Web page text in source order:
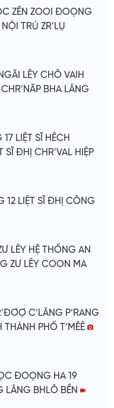
ZÊN ZOOI ĐOỌNG
TRÚ ZR’LỤ
LÊY CHÔ VAIH
BHA LÂNG
LIỆT SĨ HÊCH
SĨ ĐHỊ CHR’VAL HIỆP
12 LIỆT SĨ ĐHỊ CÔNG
LÊY HỆ THỐNG AN
ZƯ LÊY COON MA
C’LÂNG P’RANG
PHỐ T’MÊÊ
ĐOỌNG HA 19
LÂNG BHLÔ BỀN